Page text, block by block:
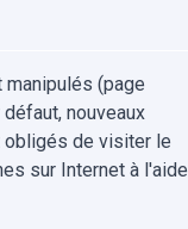
(page
nouveaux
obligés de visiter le
sur Internet à l'aide